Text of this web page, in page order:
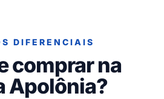
DIFERENCIAIS
comprar na
Apolônia?